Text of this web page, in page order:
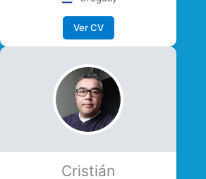
Ver CV
Cristián